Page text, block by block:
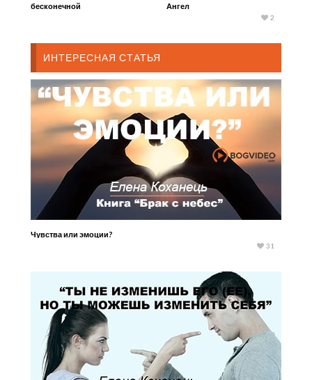
бесконечной
Ангел
2
ИНТЕРЕСНАЯ СТАТЬЯ
Чувства или эмоции?
31